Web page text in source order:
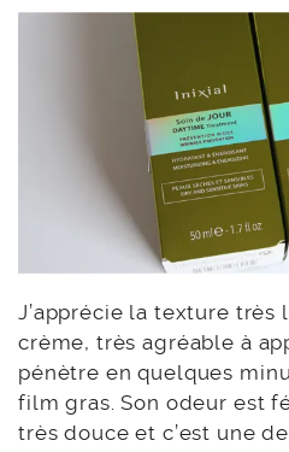
J’apprécie la texture
crème, très agréable à
pénètre en quelques
film gras. Son odeur est
très douce et c’est une